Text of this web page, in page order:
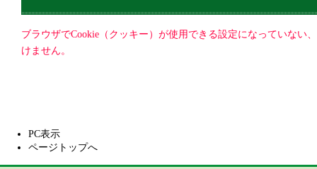
ブラウザでCookie（クッキー）が使用できる設定になっていない
けません。
PC表示
ページトップへ